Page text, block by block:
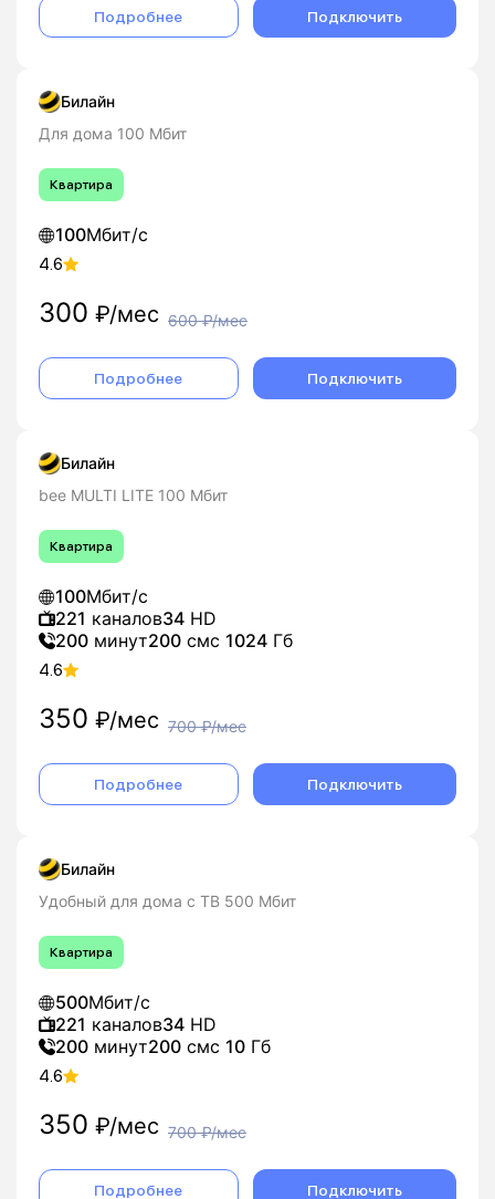
Подробнее Подключить
Билайн
Для дома 100 Мбит
Квартира
100Мбит/с
4.6
300 ₽/мес 600₽/мес
Подробнее Подключить
Билайн
bee MULTI LITE 100 Мбит
Квартира
100Мбит/с
221 каналов34 HD
200 минут200 смс 1024 Гб
4.6
350 ₽/мес 700₽/мес
Подробнее Подключить
Билайн
Удобный для дома с ТВ 500 Мбит
Квартира
500Мбит/с
221 каналов34 HD
200 минут200 смс 10 Гб
4.6
350 ₽/мес 700₽/мес
Подробнее Подключить